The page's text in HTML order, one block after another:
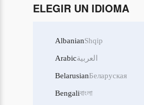
ELEGIR UN IDIOMA
AlbanianShqip
Arabicالعربية
BelarusianБеларуская
Bengaliবাংলা